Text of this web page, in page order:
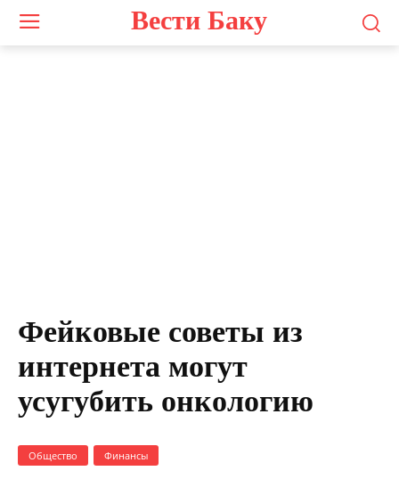
Вести Баку
Фейковые советы из
интернета могут
усугубить онкологию
Общество Финансы